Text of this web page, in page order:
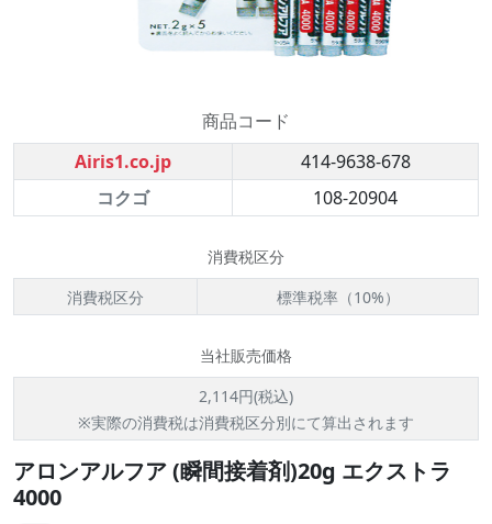
商品コード
Airis1.co.jp
414-9638-678
コクゴ
108-20904
消費税区分
消費税区分
標準税率（10%）
当社販売価格
2,114円(税込)
※実際の消費税は消費税区分別にて算出されます
アロンアルフア (瞬間接着剤)20g エクストラ
4000